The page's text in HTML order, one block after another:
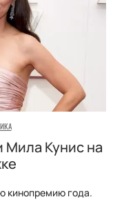
Мила Кунис на
кинопремию года.